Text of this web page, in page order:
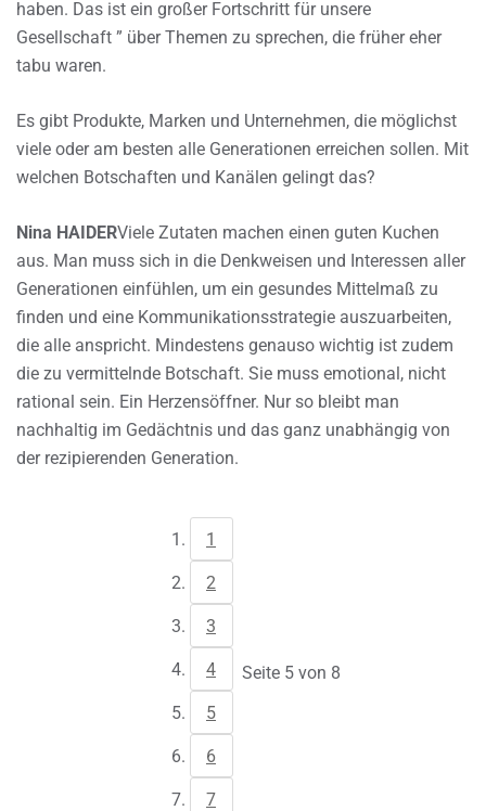
haben. Das ist ein großer Fortschritt für unsere
Gesellschaft ” über Themen zu sprechen, die früher eher
tabu waren.
Es gibt Produkte, Marken und Unternehmen, die möglichst
viele oder am besten alle Generationen erreichen sollen. Mit
welchen Botschaften und Kanälen gelingt das?
Nina HAIDERViele Zutaten machen einen guten Kuchen
aus. Man muss sich in die Denkweisen und Interessen aller
Generationen einfühlen, um ein gesundes Mittelmaß zu
finden und eine Kommunikationsstrategie auszuarbeiten,
die alle anspricht. Mindestens genauso wichtig ist zudem
die zu vermittelnde Botschaft. Sie muss emotional, nicht
rational sein. Ein Herzensöffner. Nur so bleibt man
nachhaltig im Gedächtnis und das ganz unabhängig von
der rezipierenden Generation.
1
2
3
4
5
6
7
Seite 5 von 8